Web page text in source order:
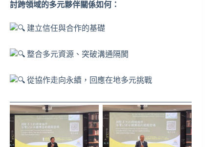
討跨領域的多元夥伴關係如何：
建立信任與合作的基礎
整合多元資源、突破溝通隔閡
從協作走向永續，回應在地多元挑戰